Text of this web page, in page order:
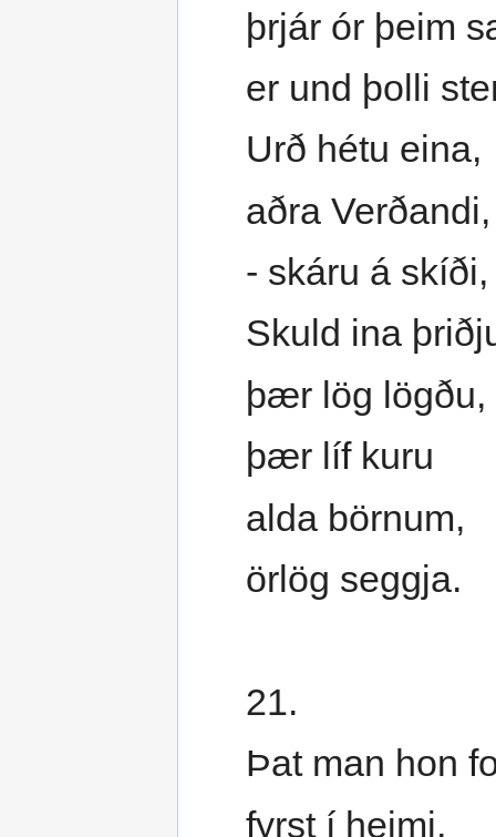
þrjár ór þeim
er und þolli
Urð hétu eina,
aðra Verðandi,
- skáru á skíði,
Skuld ina
þær lög lögðu,
þær líf kuru
alda börnum,
örlög seggja.
21.
Þat man hon
fyrst í heimi,